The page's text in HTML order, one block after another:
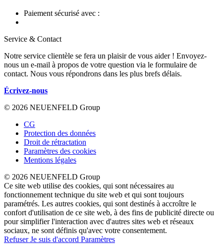
Paiement sécurisé avec :
Service & Contact
Notre service clientèle se fera un plaisir de vous aider ! Envoyez-
nous un e-mail à propos de votre question via le formulaire de
contact. Nous vous répondrons dans les plus brefs délais.
Écrivez-nous
© 2026 NEUENFELD Group
CG
Protection des données
Droit de rétractation
Paramètres des cookies
Mentions légales
© 2026 NEUENFELD Group
Ce site web utilise des cookies, qui sont nécessaires au
fonctionnement technique du site web et qui sont toujours
paramétrés. Les autres cookies, qui sont destinés à accroître le
confort d'utilisation de ce site web, à des fins de publicité directe ou
pour simplifier l'interaction avec d'autres sites web et réseaux
sociaux, ne sont définis qu'avec votre consentement.
RefuserJe suis d'accord Paramètres